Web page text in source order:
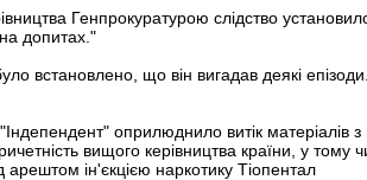
Генпрокуратурою слідство
допитах."
встановлено, що він вигадав деякі
оприлюднило витік матеріалів
вищого керівництва країни, у тому
арештом ін'єкцією наркотику Тіопентал